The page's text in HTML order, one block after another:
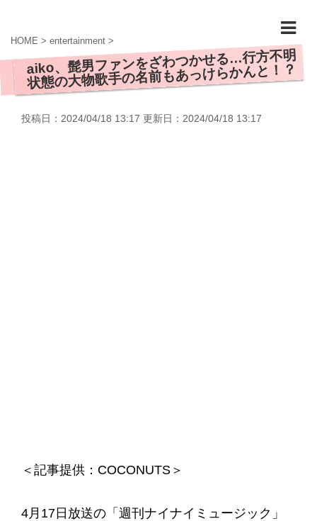
HOME > entertainment >
aiko、髭男ファンをざわつかせる…行方不明
状態の大物歌手の名前もあっけらかんと！？
投稿日：2024/04/18 13:17 更新日： 2024/04/18 13:17
＜記事提供：COCONUTS＞
4月17日放送の「週刊ナイナイミュージック」